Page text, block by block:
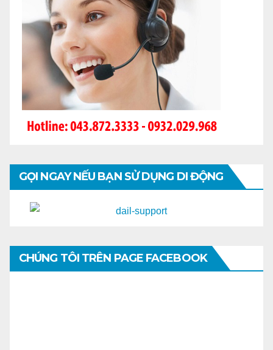
GỌI NGAY NẾU BẠN SỬ DỤNG DI ĐỘNG
CHÚNG TÔI TRÊN PAGE FACEBOOK